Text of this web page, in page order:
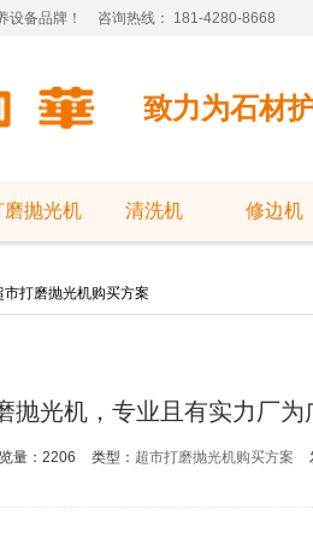
设备品牌！ 咨询热线： 181-4280-8668
致力为石材
磨抛光机 清洗机 修边机
市打磨抛光机购买方案
抛光机，专业且有实力厂
量：2206 类型： 超市打磨抛光机购买方案